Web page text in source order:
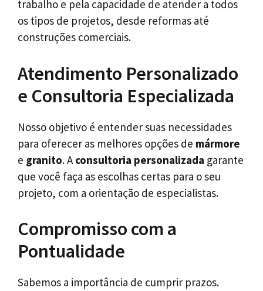
trabalho e pela capacidade de atender a todos
os tipos de projetos, desde reformas até
construções comerciais.
Atendimento Personalizado
e Consultoria Especializada
Nosso objetivo é entender suas necessidades
para oferecer as melhores opções de mármore
e granito. Aconsultoria personalizada garante
que você faça as escolhas certas para o seu
projeto, com a orientação de especialistas.
Compromisso com a
Pontualidade
Sabemos a importância de cumprir prazos.